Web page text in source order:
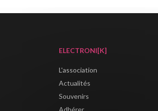
ELECTRONI[K]
L'association
Actualités
Souvenirs
Adhérer